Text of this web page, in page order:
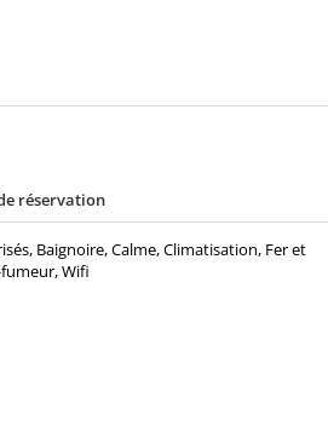
réservation
Baignoire, Calme, Climatisation, Fer et
Wifi